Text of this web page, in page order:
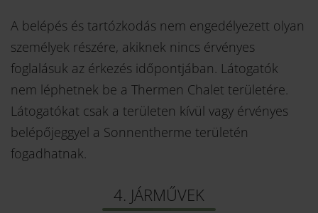
A belépés és tartózkodás nem engedélyezett olyan
személyek részére, akiknek nincs érvényes
foglalásuk az érkezés időpontjában. Látogatók
nem léphetnek be a Thermen Chalet területére.
Látogatókat csak a területen kívül vagy érvényes
belépőjeggyel a Sonnentherme területén
fogadhatnak.
4. JÁRMŰVEK